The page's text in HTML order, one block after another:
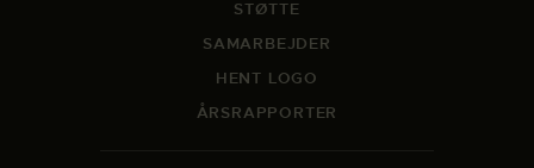
STØTTE
SAMARBEJDER
HENT LOGO
ÅRSRAPPORTER